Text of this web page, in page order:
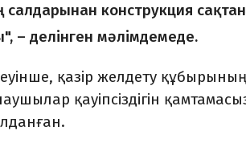
салдарынан конструкция
– делінген мәлімдемеде.
қазір желдету
қауіпсіздігін